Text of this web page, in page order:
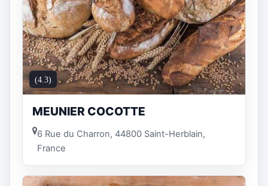
(4.3)
MEUNIER COCOTTE
6 Rue du Charron, 44800 Saint-Herblain,
France